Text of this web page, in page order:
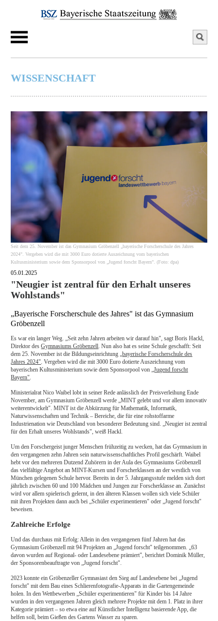
WISSENSCHAFT
Seit dem 25. November ist das Gymnasium Gröbenzell „bayerische Forscherschule des Jahres
2024". Vergeben wird die mit 3000 Euro dotierte Auszeichnung vom bayerischen
Kultusministerium sowie dem Sponsorpool von „Jugend forscht Bayern". (Foto: dpa)
05.01.2025
"Neugier ist zentral für den Erhalt unseres
Wohlstands"
„Bayerische Forscherschule des Jahres" ist das Gymnasium
Gröbenzell
Es war ein langer Weg. „Seit zehn Jahren arbeiten wir darauf hin", sagt Boris Hackl,
Direktor desGymnasiums Gröbenzell . Nun also hat es seine Schule geschafft: Seit
dem 25. November ist die Bildungseinrichtung „bayerische Forscherschule des
Jahres 2024" . Vergeben wird die mit 3000 Euro dotierte Auszeichnung vom
bayerischen Kultusministerium sowie dem Sponsorpool von „Jugend forscht
Bayern"
Ministerialrat Nico Waibel lobt in seiner Rede anlässlich der Preisverleihung Ende
November, am Gymnasium Gröbenzell werde „MINT gelebt und vor allem innovativ
weiterentwickelt". MINT ist die Abkürzung für Mathematik, Informatik,
Naturwissenschaften und Technik – Bereiche, die für eine rohstoffarme
Industrienation wie Deutschland von besonderer Bedeutung sind. „Neugier ist zentral
für den Erhalt unseres Wohlstands", weiß Hackl.
Um den Forschergeist junger Menschen frühzeitig zu wecken, hat das Gymnasium in
den vergangenen zehn Jahren sein naturwissenschaftliches Profil geschärft. Waibel
hebt vor den mehreren Dutzend Zuhörern in der Aula des Gymnasiums Gröbenzell
das vielfältige Angebot an MINT-Kursen und Forscherklassen an der westlich von
München gelegenen Schule hervor. Bereits in der 5. Jahrgangsstufe melden sich dort
jährlich zwischen 60 und 100 Mädchen und Jungen zur Forscherklasse an. Zunächst
wird vor allem spielerisch gelernt, in den älteren Klassen wollen sich viele Schüler
mit ihren Projekten dann auch bei „Schüler experimentieren" oder „Jugend forscht"
beweisen.
Zahlreiche Erfolge
Und das durchaus mit Erfolg: Allein in den vergangenen fünf Jahren hat das
Gymnasium Gröbenzell mit 94 Projekten an „Jugend forscht" teilgenommen. „63
davon wurden auf Regional- oder Landesebene prämiert", berichtet Dominik Müller,
der Sponsorenbeauftragte von „Jugend forscht".
2023 konnte ein Gröbenzeller Gymnasiast den Sieg auf Landesebene bei „Jugend
forscht" mit dem Bau eines Schlierenfotografie-Apparats in die Gartengemeinde
holen. In den Wettbewerben „Schüler experimentieren" für Kinder bis 14 Jahre
wurden in den vergangenen Jahren gleich mehrere Projekte mit dem 1. Platz in ihrer
Kategorie prämiert – so etwa eine auf Künstlicher Intelligenz basierende App, die
helfen soll, beim Gießen des Gartens Wasser zu sparen.